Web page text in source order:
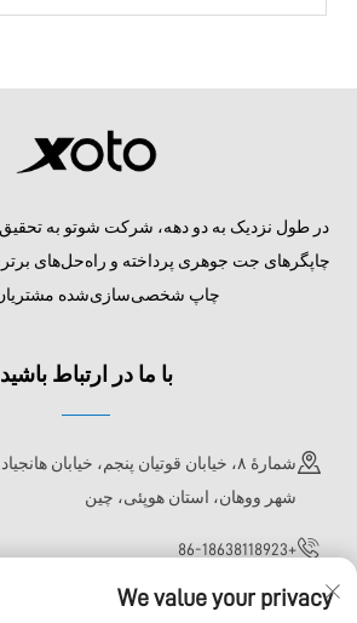
در طول نزدیک به دو دهه، شرکت شوتو به
چاپگرهای جت جوهری پرداخته و راه‌حل‌های برتری
چاپ شخصی‌سازی‌شده مشتریان
با ما در ارتباط باشید
شمارهٔ ۸، خیابان قوتیان پنجم، خیابان
شهر ووهان، استان هوپئی، چین
+86-18638118923
[email protected]
We value your privacy